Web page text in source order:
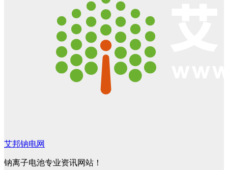
艾邦钠电网
钠离子电池专业资讯网站！